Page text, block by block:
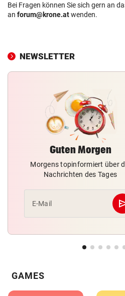
Bei Fragen können Sie sich gern an
an forum@krone.atwenden.
NEWSLETTER
Guten Morgen
Morgens topinformiert über
Nachrichten des Tages
E-Mail
GAMES